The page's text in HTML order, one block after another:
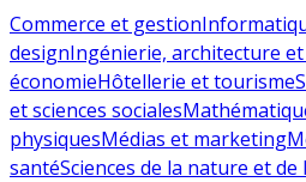
Commerce et gestion
designIngénierie, architecture
économieHôtellerie et tourisme
et sciences sociales
physiquesMédias et marketing
santéSciences de la nature et de